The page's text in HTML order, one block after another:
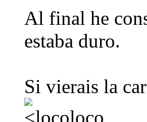
Al final he
estaba duro.
Si vierais la